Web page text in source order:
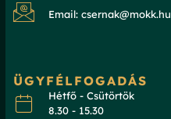
Email: csernak@mokk.hu
ÜGYFÉLFOGADÁS
Hétfő - Csütörtök
8.30 - 15.30